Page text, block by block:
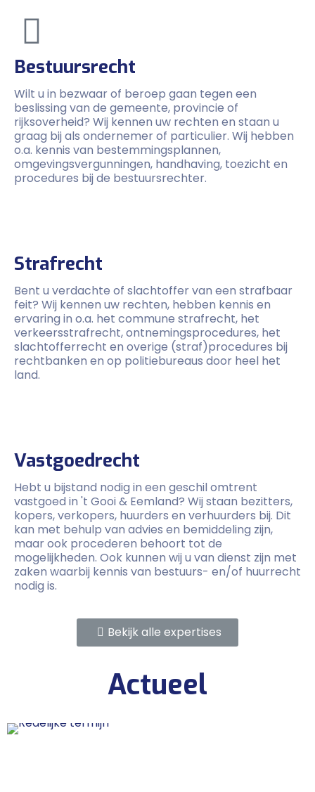
Bestuursrecht
Wilt u in bezwaar of beroep gaan tegen een
beslissing van de gemeente, provincie of
rijksoverheid? Wij kennen uw rechten en staan u
graag bij als ondernemer of particulier. Wij hebben
o.a. kennis van bestemmingsplannen,
omgevingsvergunningen, handhaving, toezicht en
procedures bij de bestuursrechter.
Strafrecht
Bent u verdachte of slachtoffer van een strafbaar
feit? Wij kennen uw rechten, hebben kennis en
ervaring in o.a. het commune strafrecht, het
verkeersstrafrecht, ontnemingsprocedures, het
slachtofferrecht en overige (straf)procedures bij
rechtbanken en op politiebureaus door heel het
land.
Vastgoedrecht
Hebt u bijstand nodig in een geschil omtrent
vastgoed in 't Gooi & Eemland? Wij staan bezitters,
kopers, verkopers, huurders en verhuurders bij. Dit
kan met behulp van advies en bemiddeling zijn,
maar ook procederen behoort tot de
mogelijkheden. Ook kunnen wij u van dienst zijn met
zaken waarbij kennis van bestuurs- en/of huurrecht
nodig is.
Bekijk alle expertises
Actueel